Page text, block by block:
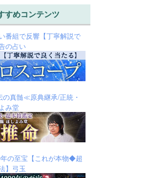
めコンテンツ
番組で反響【丁寧解説で
の占い
真髄≪原典継承/正統・
み堂
の至宝【これが本物◆超
】弓玉